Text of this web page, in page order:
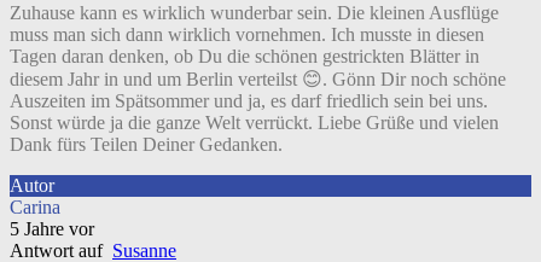
Zuhause kann es wirklich wunderbar sein. Die kleinen Ausflüge
muss man sich dann wirklich vornehmen. Ich musste in diesen
Tagen daran denken, ob Du die schönen gestrickten Blätter in
diesem Jahr in und um Berlin verteilst 😊. Gönn Dir noch schöne
Auszeiten im Spätsommer und ja, es darf friedlich sein bei uns.
Sonst würde ja die ganze Welt verrückt. Liebe Grüße und vielen
Dank fürs Teilen Deiner Gedanken.
Autor
Carina
5 Jahre vor
Antwort auf Susanne